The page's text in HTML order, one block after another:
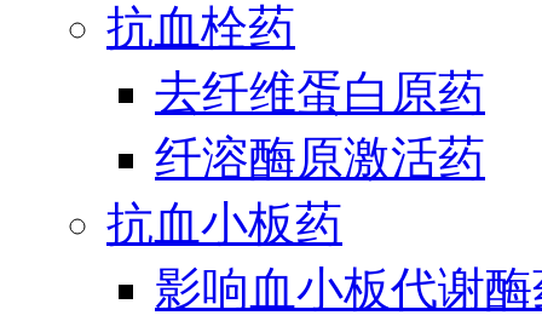
抗血栓药
去纤维蛋白原药
纤溶酶原激活药
抗血小板药
影响血小板代谢